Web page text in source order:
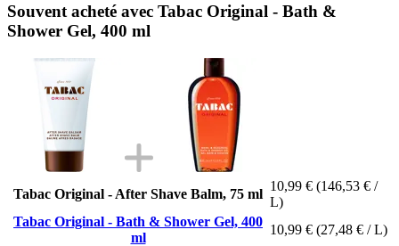
Souvent acheté avec Tabac Original - Bath &
Shower Gel, 400 ml
Tabac Original - After Shave Balm, 75 ml
10,99 € (146,53 € /
L)
Tabac Original - Bath & Shower Gel, 400
ml
10,99 € (27,48 € / L)